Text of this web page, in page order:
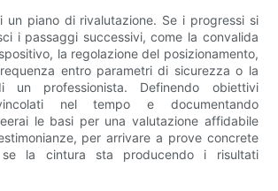
un piano di rivalutazione. Se i progressi si
i passaggi successivi, come la convalida
la regolazione del posizionamento,
entro parametri di sicurezza o la
un professionista. Definendo obiettivi
nel tempo e documentando
le basi per una valutazione affidabile
per arrivare a prove concrete
se la cintura sta producendo i risultati